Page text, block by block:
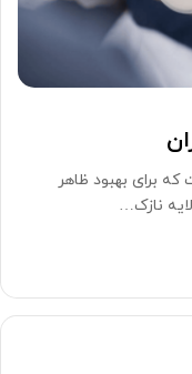
برای بهبود ظاهر
نازک…